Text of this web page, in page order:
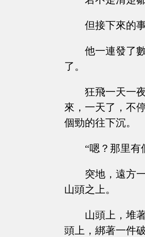
但接下來的
他一連發了
了。
狂飛一天一
來，一天了，不
個勁的往下沉。
“嗯？那里有
突地，遠方
山頭之上。
山頭上，堆
頭上，綁著一件